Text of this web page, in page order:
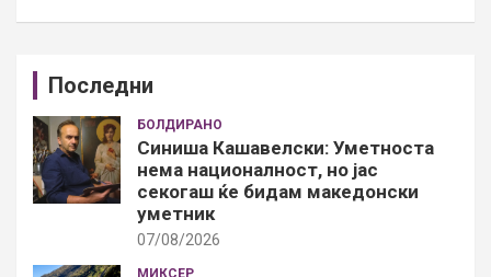
Последни
БОЛДИРАНО
Синиша Кашавелски: Уметноста
нема националност, но јас
секогаш ќе бидам македонски
уметник
07/08/2026
МИКСЕР